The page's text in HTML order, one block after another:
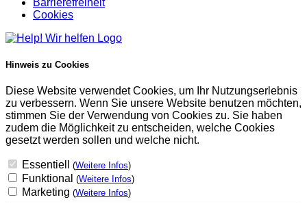
Barrierefreiheit
Cookies
Hinweis zu Cookies
Diese Website verwendet Cookies, um Ihr Nutzungserlebnis
zu verbessern. Wenn Sie unsere Website benutzen möchten,
stimmen Sie der Verwendung von Cookies zu. Sie haben
zudem die Möglichkeit zu entscheiden, welche Cookies
gesetzt werden sollen und welche nicht.
Essentiell (Weitere Infos)
Funktional (Weitere Infos)
Marketing (Weitere Infos)